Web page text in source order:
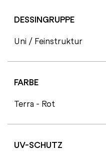
DESSINGRUPPE
Uni / Feinstruktur
FARBE
Terra - Rot
UV-SCHUTZ